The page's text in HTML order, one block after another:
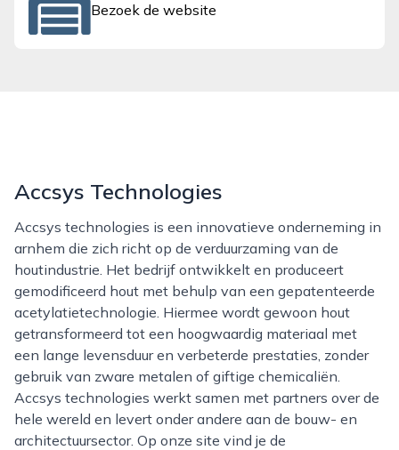
Bezoek de website
Accsys Technologies
Accsys technologies is een innovatieve onderneming in
arnhem die zich richt op de verduurzaming van de
houtindustrie. Het bedrijf ontwikkelt en produceert
gemodificeerd hout met behulp van een gepatenteerde
acetylatietechnologie. Hiermee wordt gewoon hout
getransformeerd tot een hoogwaardig materiaal met
een lange levensduur en verbeterde prestaties, zonder
gebruik van zware metalen of giftige chemicaliën.
Accsys technologies werkt samen met partners over de
hele wereld en levert onder andere aan de bouw- en
architectuursector. Op onze site vind je de